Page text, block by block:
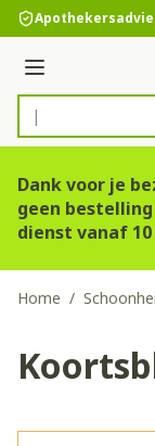
Ga naar de inhoud
Menu
Product, merk,
Dank voor je
geen
dienst vanaf
Home /